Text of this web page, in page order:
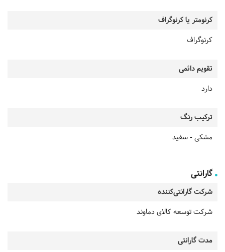
کرنومتر یا کرنوگراف
کرنوگراف
تقویم دائمی
دارد
ترکیب رنگ
مشکی - سفید
گارانتی
شرکت گارانتی‌کننده
شرکت توسعه کالای دماوند
مدت گارانتی